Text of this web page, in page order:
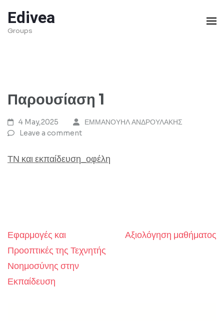
to
content
Edivea
Groups
Παρουσίαση 1
4 May,2025
ΕΜΜΑΝΟΥΗΛ ΑΝΔΡΟΥΛΑΚΗΣ
Leave a comment
ΤΝ και εκπαίδευση_οφέλη
Post
navigation
Εφαρμογές και
Προοπτικές της Τεχνητής
Νοημοσύνης στην
Εκπαίδευση
Αξιολόγηση μαθήματος